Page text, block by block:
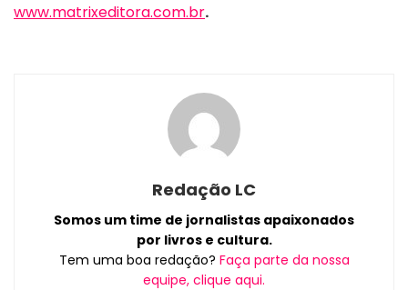
www.matrixeditora.com.br.
Redação LC
Somos um time de jornalistas apaixonados
por livros e cultura.
Tem uma boa redação? Faça parte da nossa
equipe, clique aqui.